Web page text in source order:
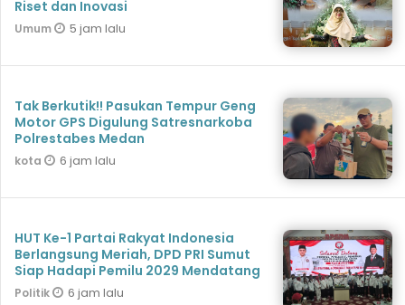
Riset dan Inovasi
Umum 5 jam lalu
Tak Berkutik!! Pasukan Tempur Geng
Motor GPS Digulung Satresnarkoba
Polrestabes Medan
kota 6 jam lalu
HUT Ke-1 Partai Rakyat Indonesia
Berlangsung Meriah, DPD PRI Sumut
Siap Hadapi Pemilu 2029 Mendatang
Politik 6 jam lalu